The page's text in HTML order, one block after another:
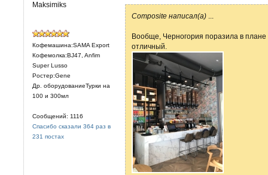
Maksimiks
Кофемашина:SAMA Export
Кофемолка:BJ47, Anfim
Super Lusso
Ростер:Gene
Др. оборудованиеТурки на
100 и 300мл
Сообщений: 1116
Спасибо сказали 364 раз в
231 постах
Composite написал(а)
Вообще, Черногория поразила в
отличный.